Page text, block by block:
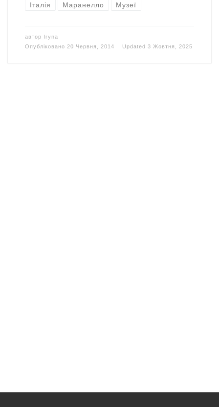
Італія Маранелло Музеї
автор
Iryna
Опубліковано 20 Червня, 2014 Updated 3 Жовтня, 2025